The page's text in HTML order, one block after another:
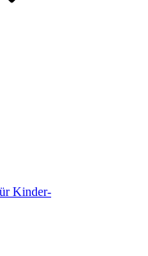
Kinder-